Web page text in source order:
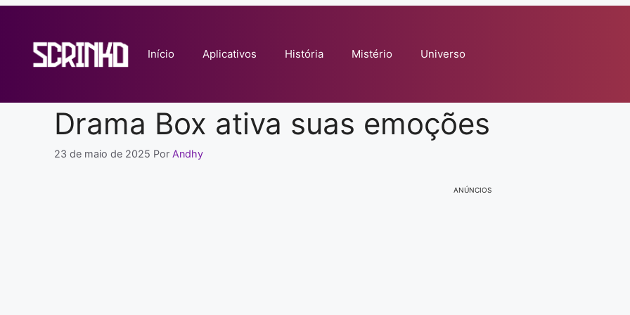
conteúdo
Início Aplicativos História Mistério Universo
Drama Box ativa suas emoções
23 de maio de 2025 Por Andhy
ANÚNCIOS